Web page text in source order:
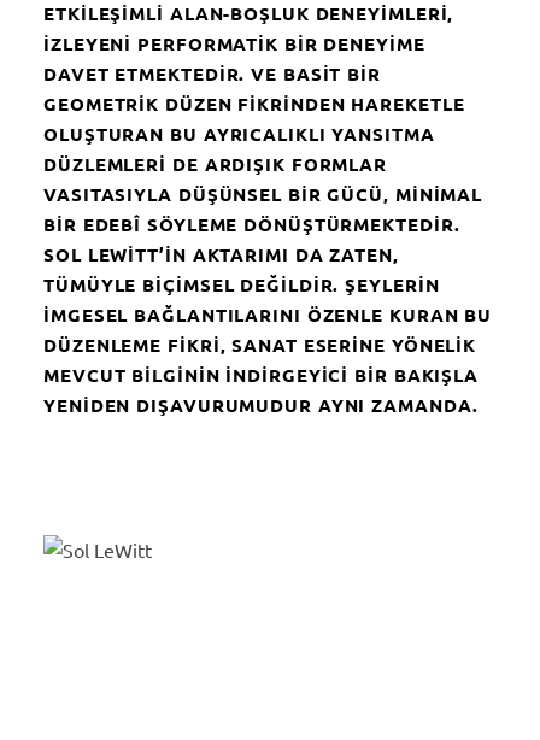
ETKILEŞIMLI ALAN-BOŞLUK DENEYIMLERI,
IZLEYENI PERFORMATIK BIR DENEYIME
DAVET ETMEKTEDIR. VE BASIT BIR
GEOMETRIK DÜZEN FIKRINDEN HAREKETLE
OLUŞTURAN BU AYRICALIKLI YANSITMA
DÜZLEMLERI DE ARDIŞIK FORMLAR
VASITASIYLA DÜŞÜNSEL BIR GÜCÜ, MINIMAL
BIR EDEBÎ SÖYLEME DÖNÜŞTÜRMEKTEDIR.
SOL LEWITT’IN AKTARIMI DA ZATEN,
TÜMÜYLE BIÇIMSEL DEĞILDIR. ŞEYLERIN
IMGESEL BAĞLANTILARINI ÖZENLE KURAN BU
DÜZENLEME FIKRI, SANAT ESERINE YÖNELIK
MEVCUT BILGININ INDIRGEYICI BIR BAKIŞLA
YENIDEN DIŞAVURUMUDUR AYNI ZAMANDA.